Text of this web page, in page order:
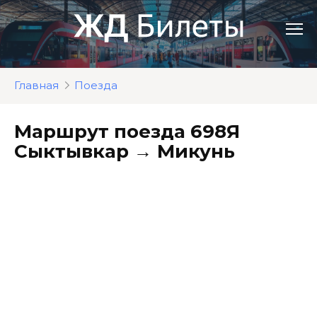
Перейти
к
контенту
Главная Поезда
Маршрут поезда 698Я
Сыктывкар → Микунь